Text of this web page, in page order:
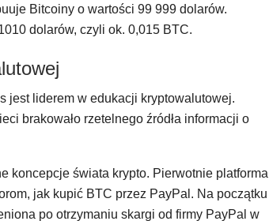
Bitcoiny o wartości 99 999 dolarów.
dolarów, czyli ok. 0,015 BTC.
jest liderem w edukacji kryptowalutowej.
brakowało rzetelnego źródła informacji o
koncepcje świata krypto. Pierwotnie platforma
jak kupić BTC przez PayPal. Na początku
po otrzymaniu skargi od firmy PayPal w